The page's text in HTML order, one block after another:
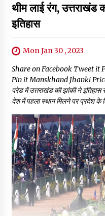
थीम लाई रंग, उत्तराखंड
इतिहास
Mon Jan 30 , 2023
Share on Facebook Tweet it
Pin it Manskhand Jhanki Price
परेड में उत्तराखंड की झांकी ने
देश में पहला स्थान मिलने पर प्रदेश के